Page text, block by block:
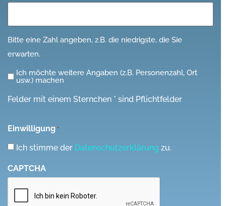
Bitte eine Zahl angeben, z.B. die niedrigste, die Sie
erwarten.
Ich
weitere
(z.B.
Personenzahl,
usw.)
machen
Ich möchte weitere Angaben (z.B. Personenzahl, Ort
usw.) machen
Felder mit einem Sternchen * sind Pflichtfelder
Einwilligung *
Ich stimme der Datenschutzerklärung zu.
CAPTCHA